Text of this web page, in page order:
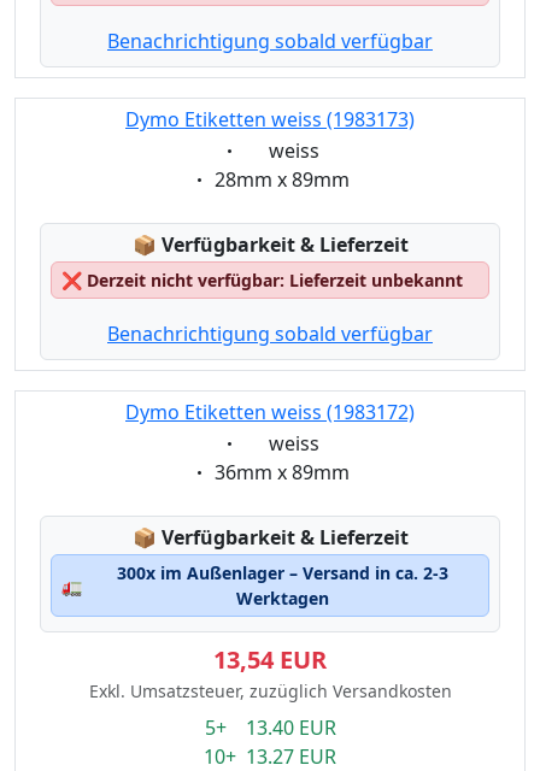
Benachrichtigung sobald verfügbar
Dymo Etiketten weiss (1983173)
Eigenschaft:
weiss
Eigenschaft:
28mm x 89mm
📦 Lagerstatus:
Verfügbarkeit & Lieferzeit
❌ Derzeit nicht verfügbar: Lieferzeit unbekannt
Benachrichtigung sobald verfügbar
Dymo Etiketten weiss (1983172)
Eigenschaft:
weiss
Eigenschaft:
36mm x 89mm
📦 Lagerstatus:
Verfügbarkeit & Lieferzeit
🚛
300x im Außenlager – Versand in ca. 2-3
Werktagen
13,54 EUR
Exkl. Umsatzsteuer, zuzüglich Versandkosten
5+ 13.40 EUR
10+ 13.27 EUR